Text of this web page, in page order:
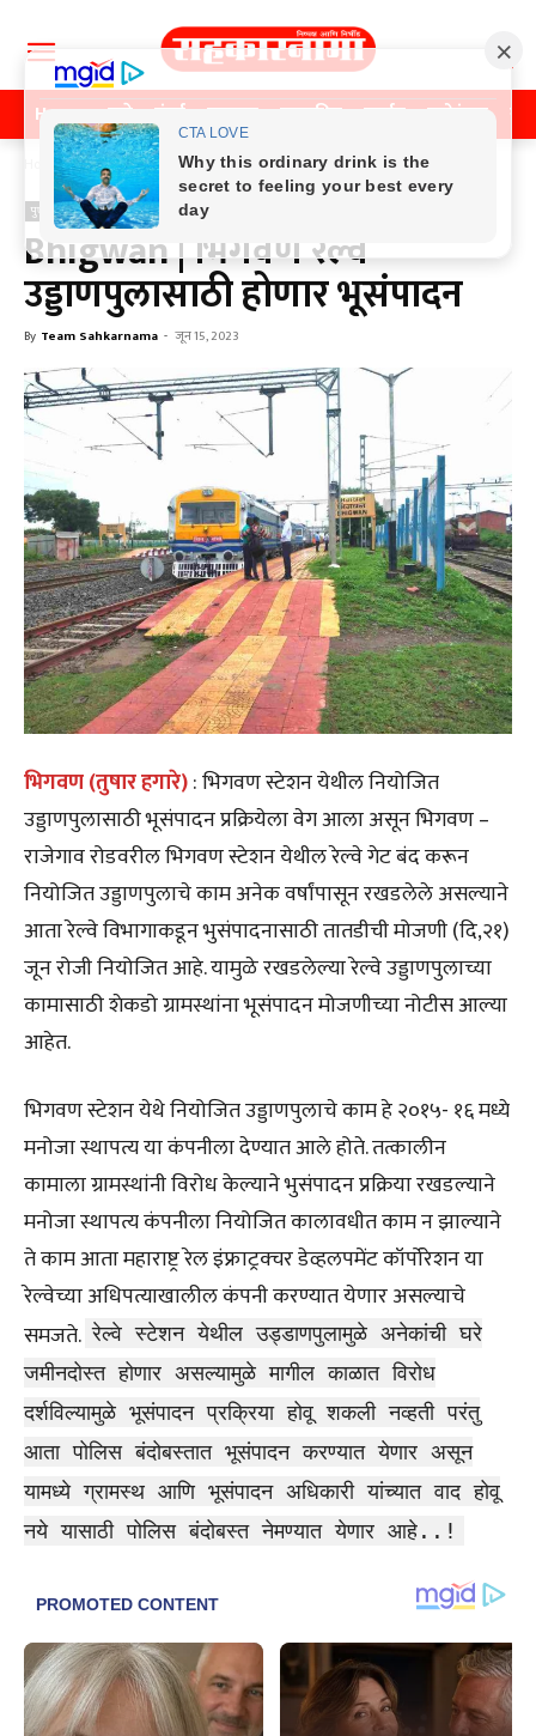
Home पुणे मुंबई महाराष्ट्र राजकीय क्राईम मनोरंजन
Home पुणे
पुणे
Bhigwan | भिगवण रेल्वे
उड्डाणपुलासाठी होणार भूसंपादन
By Team Sahkarnama - जून 15, 2023
भिगवण (तुषार हगारे): भिगवण स्टेशन येथील नियोजित
उड्डाणपुलासाठी भूसंपादन प्रक्रियेला वेग आला असून भिगवण –
राजेगाव रोडवरील भिगवण स्टेशन येथील रेल्वे गेट बंद करून
नियोजित उड्डाणपुलाचे काम अनेक वर्षांपासून रखडलेले असल्याने
आता रेल्वे विभागाकडून भुसंपादनासाठी तातडीची मोजणी (दि,२१)
जून रोजी नियोजित आहे. यामुळे रखडलेल्या रेल्वे उड्डाणपुलाच्या
कामासाठी शेकडो ग्रामस्थांना भूसंपादन मोजणीच्या नोटीस आल्या
आहेत.
भिगवण स्टेशन येथे नियोजित उड्डाणपुलाचे काम हे २०१५- १६ मध्ये
मनोजा स्थापत्य या कंपनीला देण्यात आले होते. तत्कालीन
कामाला ग्रामस्थांनी विरोध केल्याने भुसंपादन प्रक्रिया रखडल्याने
मनोजा स्थापत्य कंपनीला नियोजित कालावधीत काम न झाल्याने
ते काम आता महाराष्ट्र रेल इंफ्राट्रक्चर डेव्हलपमेंट कॉर्पोरेशन या
रेल्वेच्या अधिपत्याखालील कंपनी करण्यात येणार असल्याचे
समजते. रेल्वे स्टेशन येथील उड्डाणपुलामुळे अनेकांची घरे
जमीनदोस्त होणार असल्यामुळे मागील काळात विरोध
दर्शविल्यामुळे भूसंपादन प्रक्रिया होवू शकली नव्हती परंतु
आता पोलिस बंदोबस्तात भूसंपादन करण्यात येणार असून
यामध्ये ग्रामस्थ आणि भूसंपादन अधिकारी यांच्यात वाद होवू
नये यासाठी पोलिस बंदोबस्त नेमण्यात येणार आहे..!